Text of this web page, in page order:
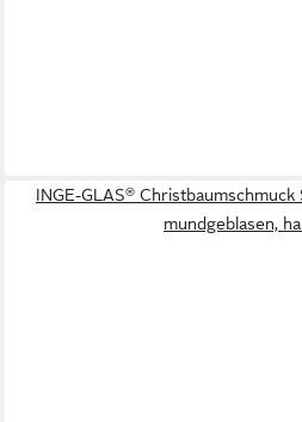
INGE-GLAS®
mundgeblasen,